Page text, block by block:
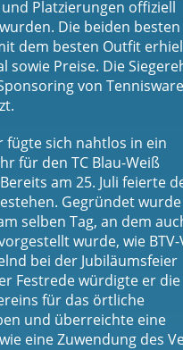
Platzierungen offiziell
Die beiden besten
dem besten Outfit
sowie Preise. Die
von
fügte sich nahtlos in ein
für den TC Blau-Weiß
am 25. Juli feierte
Gegründet
selben Tag, an dem
wurde, wie
bei der Jubiläumsfeier
Festrede würdigte er die
für das örtliche
und überreichte eine
eine Zuwendung des